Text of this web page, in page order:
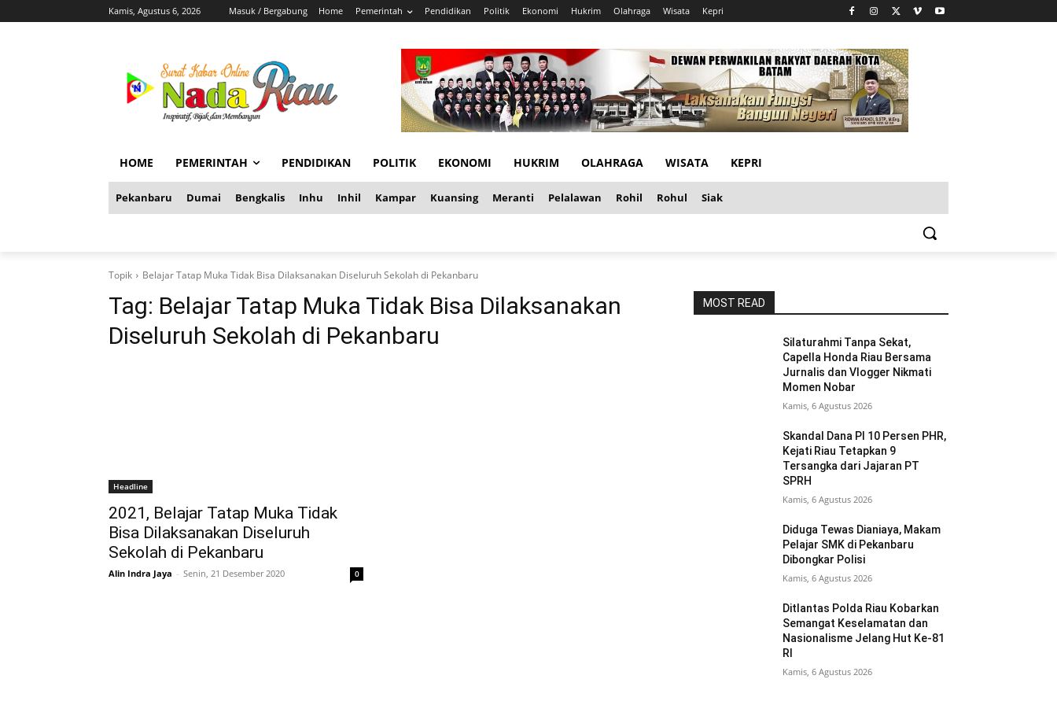
Kamis, Agustus 6, 2026 Masuk / Bergabung Home Pemerintah Pendidikan Politik Ekonomi Hukrim Olahraga Wisata Kepri
HOME PEMERINTAH PENDIDIKAN POLITIK EKONOMI HUKRIM OLAHRAGA WISATA KEPRI
Pekanbaru Dumai Bengkalis Inhu Inhil Kampar Kuansing Meranti Pelalawan Rohil Rohul Siak
Topik Belajar Tatap Muka Tidak Bisa Dilaksanakan Diseluruh Sekolah di Pekanbaru
Tag: Belajar Tatap Muka Tidak Bisa Dilaksanakan
Diseluruh Sekolah di Pekanbaru
Headline
2021, Belajar Tatap Muka Tidak
Bisa Dilaksanakan Diseluruh
Sekolah di Pekanbaru
Alin Indra Jaya - Senin, 21 Desember 2020 0
MOST READ
Silaturahmi Tanpa Sekat,
Capella Honda Riau Bersama
Jurnalis dan Vlogger Nikmati
Momen Nobar
Kamis, 6 Agustus 2026
Skandal Dana PI 10 Persen PHR,
Kejati Riau Tetapkan 9
Tersangka dari Jajaran PT
SPRH
Kamis, 6 Agustus 2026
Diduga Tewas Dianiaya, Makam
Pelajar SMK di Pekanbaru
Dibongkar Polisi
Kamis, 6 Agustus 2026
Ditlantas Polda Riau Kobarkan
Semangat Keselamatan dan
Nasionalisme Jelang Hut Ke-81
RI
Kamis, 6 Agustus 2026